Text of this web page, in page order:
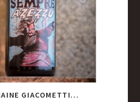
GIACOMETTI...